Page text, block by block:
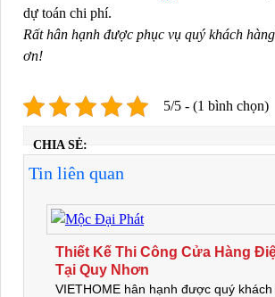
dự toán chi phí.
Rất hân hạnh được phục vụ quý khách
ơn!
5/5 - (1 bình chọn)
CHIA SẺ:
Tin liên quan
Thiết Kế Thi Công Cửa Hàng
Tại Quy Nhơn
VIETHOME hân hạnh được quý